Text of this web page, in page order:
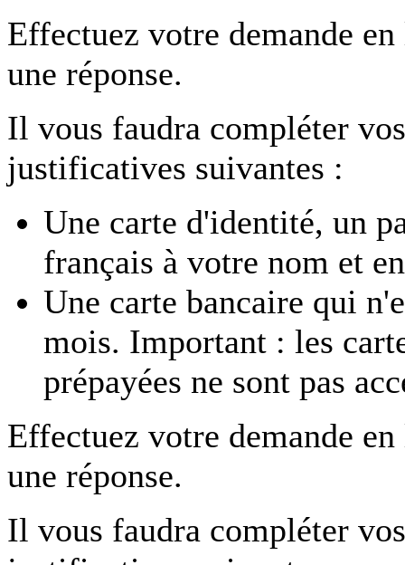
Effectuez votre demande
une réponse.
Il vous faudra compléter
justificatives suivantes :
Une carte d'identité, un
français à votre nom et
Une carte bancaire qui
mois. Important : les
prépayées ne sont pas
Effectuez votre demande
une réponse.
Il vous faudra compléter